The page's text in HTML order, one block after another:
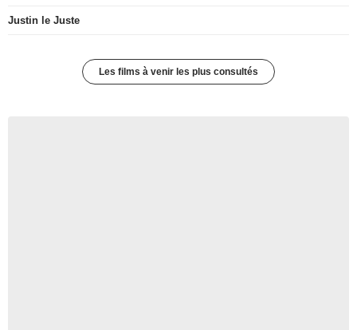
Justin le Juste
Les films à venir les plus consultés